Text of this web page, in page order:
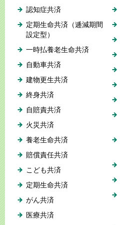
認知症共済
定期生命共済（逓減期間
設定型）
一時払養老生命共済
自動車共済
建物更生共済
終身共済
自賠責共済
火災共済
養老生命共済
賠償責任共済
こども共済
定期生命共済
がん共済
医療共済